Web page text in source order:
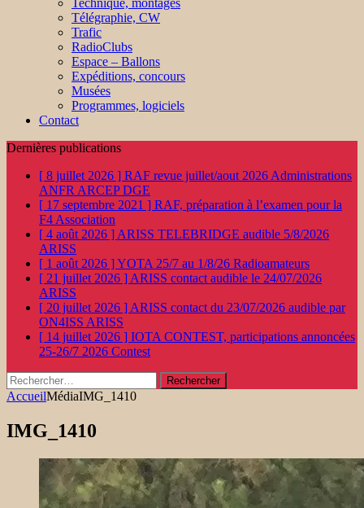
Technique, montages
Télégraphie, CW
Trafic
RadioClubs
Espace – Ballons
Expéditions, concours
Musées
Programmes, logiciels
Contact
Dernières publications
[ 8 juillet 2026 ] RAF revue juillet/aout 2026 Administrations
ANFR ARCEP DGE
[ 17 septembre 2021 ] RAF, préparation à l’examen pour la
F4 Association
[ 4 août 2026 ] ARISS TELEBRIDGE audible 5/8/2026
ARISS
[ 1 août 2026 ]YOTA 25/7 au 1/8/26 Radioamateurs
[ 21 juillet 2026 ] ARISS contact audible le 24/07/2026
ARISS
[ 20 juillet 2026 ] ARISS contact du 23/07/2026 audible par
ON4ISS ARISS
[ 14 juillet 2026 ] IOTA CONTEST, participations annoncées
25-26/7 2026 Contest
Rechercher :
AccueilMédiaIMG_1410
IMG_1410